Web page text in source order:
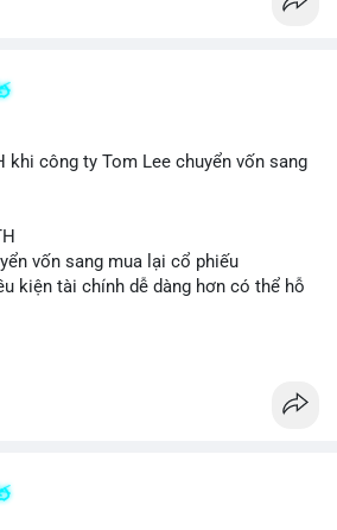
khi công ty Tom Lee chuyển vốn sang
vốn sang mua lại cổ phiếu
kiện tài chính dễ dàng hơn có thể hỗ